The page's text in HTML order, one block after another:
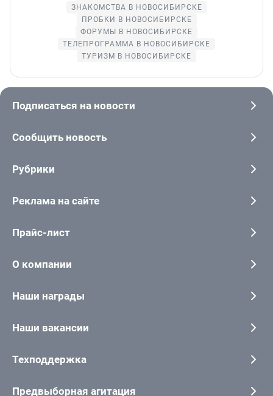
ЗНАКОМСТВА В НОВОСИБИРСКЕ
ПРОБКИ В НОВОСИБИРСКЕ
ФОРУМЫ В НОВОСИБИРСКЕ
ТЕЛЕПРОГРАММА В НОВОСИБИРСКЕ
ТУРИЗМ В НОВОСИБИРСКЕ
Подписаться на новости
Сообщить новость
Рубрики
Реклама на сайте
Прайс-лист
О компании
Наши награды
Наши вакансии
Техподдержка
Предвыборная агитация